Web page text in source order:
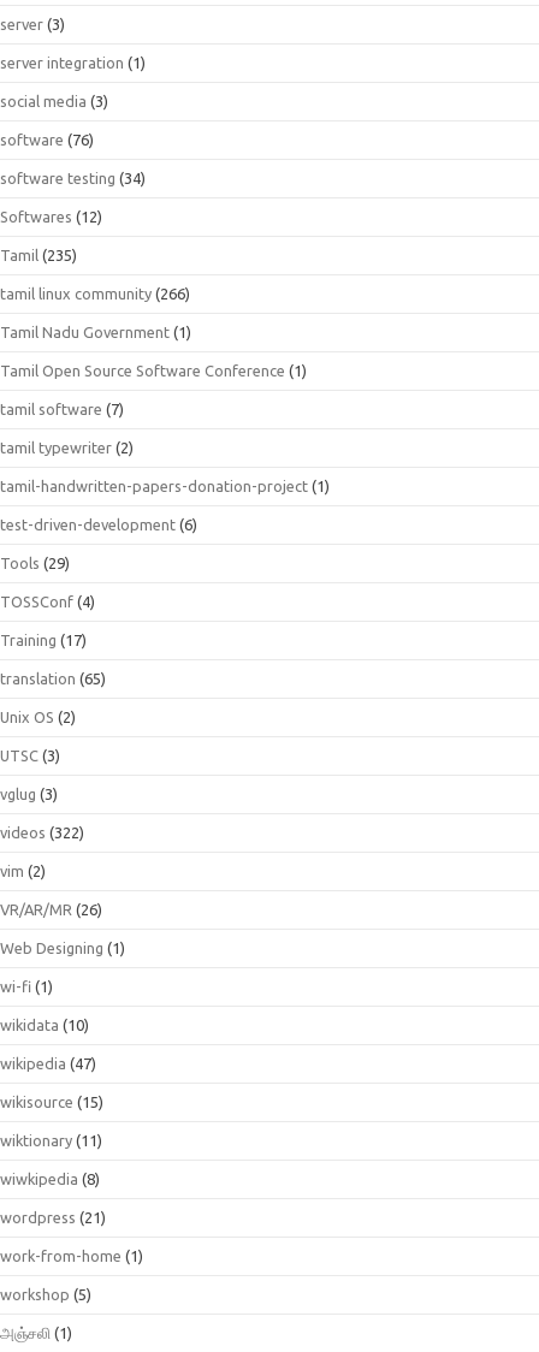
server (3)
server integration (1)
social media (3)
software (76)
software testing (34)
Softwares (12)
Tamil (235)
tamil linux community (266)
Tamil Nadu Government (1)
Tamil Open Source Software Conference (1)
tamil software (7)
tamil typewriter (2)
tamil-handwritten-papers-donation-project (1)
test-driven-development (6)
Tools (29)
TOSSConf (4)
Training (17)
translation (65)
Unix OS (2)
UTSC (3)
vglug (3)
videos (322)
vim (2)
VR/AR/MR (26)
Web Designing (1)
wi-fi (1)
wikidata (10)
wikipedia (47)
wikisource (15)
wiktionary (11)
wiwkipedia (8)
wordpress (21)
work-from-home (1)
workshop (5)
அஞ்சலி (1)